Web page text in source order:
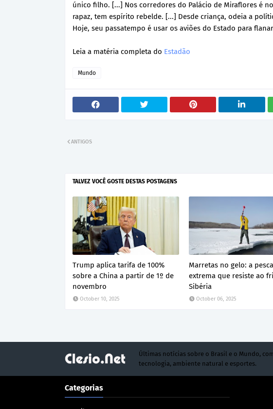
único filho. [...] Nos corredores do Palácio de Miraflores é
rapaz, tem espírito rebelde. [...] Desde criança, odeia a
Hoje, seu passatempo é usar os aviões do Estado para
Leia a matéria completa do Estadão
Mundo
ANTIGOS
TALVEZ VOCÊ GOSTE DESTAS POSTAGENS
Trump aplica tarifa de 100%
sobre a China a partir de 1º de
novembro
October 10, 2025
Marretas no gelo: a pesca
extrema que resiste ao
Sibéria
October 06, 2025
Últimas notícias sobre o Brasil e o Mundo,
tecnologia, ambiente natural e esportes.
Categorias